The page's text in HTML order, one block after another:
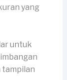
yang
untuk
tampilan